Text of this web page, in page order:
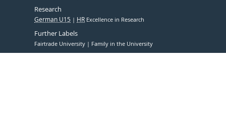
Research
German U15 HR Excellence in Research
Further Labels
Fairtrade University Family in the University